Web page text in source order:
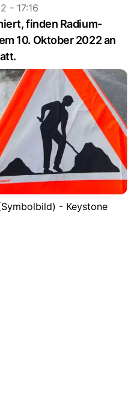
- 17:16
finden Radium-
10. Oktober 2022 an
- Keystone